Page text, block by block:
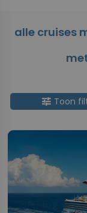
alle cruises
tune Toon